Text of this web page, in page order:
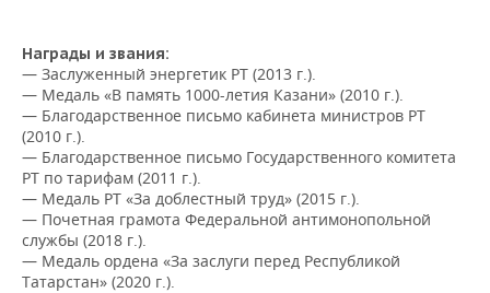
Награды и звания:
— Заслуженный энергетик РТ (2013 г.).
— Медаль «В память 1000-летия Казани» (2010 г.).
— Благодарственное письмо кабинета министров РТ
(2010 г.).
— Благодарственное письмо Государственного комитета
РТ по тарифам (2011 г.).
— Медаль РТ «За доблестный труд» (2015 г.).
— Почетная грамота Федеральной антимонопольной
службы (2018 г.).
— Медаль ордена «За заслуги перед Республикой
Татарстан» (2020 г.).